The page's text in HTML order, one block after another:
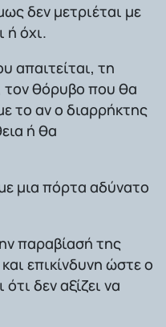
δεν μετριέται με
ή όχι.
απαιτείται, τη
τον θόρυβο που θα
το αν ο διαρρήκτης
ή θα
μια πόρτα αδύνατο
παραβίασή της
επικίνδυνη ώστε ο
δεν αξίζει να